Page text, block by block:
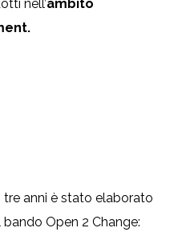
nell’ambito
tre anni è stato elaborato
Open 2 Change: